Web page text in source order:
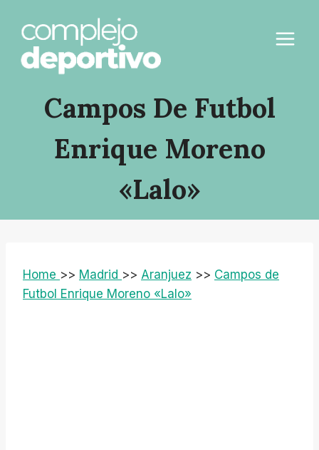
contenido
Campos De Futbol
Enrique Moreno
«Lalo»
Home >> Madrid >> Aranjuez >> Campos de
Futbol Enrique Moreno «Lalo»